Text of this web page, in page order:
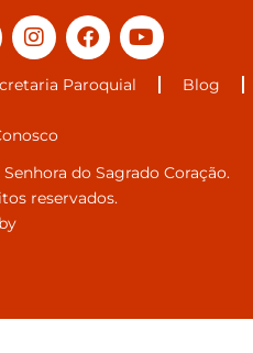
Paroquial Blog
do Sagrado Coração.
reservados.
by